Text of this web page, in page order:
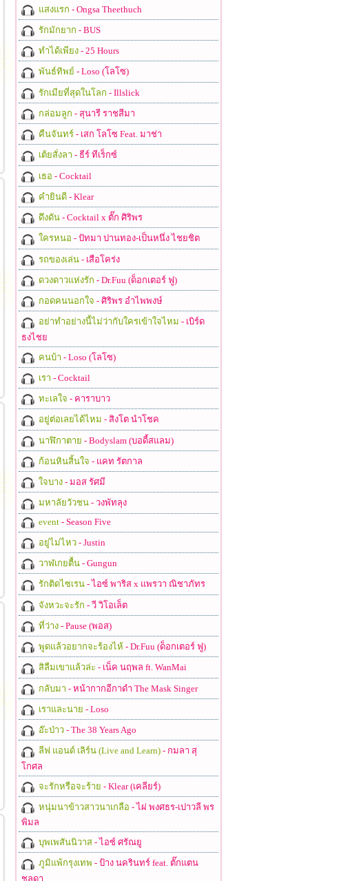
แสงแรก - Ongsa Theethuch
รักมักยาก - BUS
ทำได้เพียง- 25 Hours
พันธ์ทิพย์ - Loso (โลโซ)
รักเมียที่สุดในโลก - Illslick
กล่อมลูก - สุนารี ราชสีมา
คืนจันทร์- เสก โลโซ Feat. มาช่า
เต้ยสั่งลา - ธีร์ ทีเร็กซ์
เธอ - Cocktail
คำยินดี- Klear
ดึงดัน- Cocktail x ตั๊ก ศิริพร
ใครหนอ - ปัทมา ปานทอง-เป็นหนึ่ง ไชยชิต
รถของเล่น- เสือโคร่ง
ดวงดาวแห่งรัก - Dr.Fuu (ด็อกเตอร์ ฟู)
กอดคนนอกใจ - ศิริพร อำไพพงษ์
อย่าทำอย่างนี้ไม่ว่ากับใครเข้าใจไหม - เบิร์ด
ธงไชย
คนบ้า - Loso (โลโซ)
เรา - Cocktail
ทะเลใจ - คาราบาว
อยู่ต่อเลยได้ไหม - สิงโต นำโชค
นาฬิกาตาย - Bodyslam (บอดี้สแลม)
ก้อนหินสิ้นใจ - แคท รัตกาล
ใจบาง- มอส รัศมี
มหาลัยวัวชน- วงพัทลุง
event- Season Five
อยู่ไม่ไหว- Justin
วาฬเกยตื้น- Gungun
รักติดไซเรน- ไอซ์ พาริส x แพรวา ณิชาภัทร
จังหวะจะรัก - วี วิโอเล็ต
ที่ว่าง- Pause (พอส)
พูดแล้วอยากจะร้องไห้ - Dr.Fuu (ด็อกเตอร์ ฟู)
สิลืมเขาแล้วล่ะ - เน็ค นฤพล ft. WanMai
กลับมา - หน้ากากอีกาดำ The Mask Singer
เราและนาย - Loso
อ๊ะป่าว- The 38 Years Ago
ลีฟ แอนด์ เลิร์น (Live and Learn)- กมลา สุ
โกศล
จะรักหรือจะร้าย - Klear (เคลียร์)
หนุ่มนาข้าวสาวนาเกลือ - ไผ่ พงศธร-เปาวลี พร
พิมล
บุพเพสันนิวาส- ไอซ์ ศรัณยู
ภูมิแพ้กรุงเทพ - ป้าง นครินทร์ feat. ตั๊กแตน
ชลดา